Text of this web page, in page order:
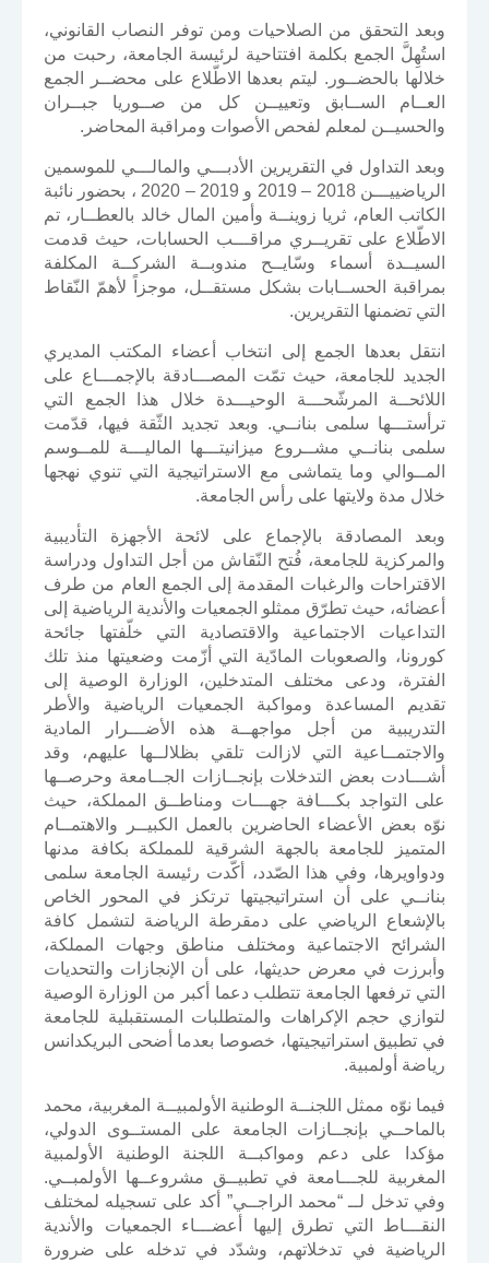
وبعد التحقق من الصلاحيات ومن توفر النصاب القانوني،
استُهِلَّ الجمع بكلمة افتتاحية لرئيسة الجامعة، رحبت من
خلالها بالحضــور. ليتم بعدها الاطّلاع على محضــر الجمع
العــام الســابق وتعييــن كل من صــوريا جبــران
والحسيــن لمعلم لفحص الأصوات ومراقبة المحاضر.
وبعد التداول في التقريرين الأدبـــي والمالـــي للموسمين
الرياضييـــن 2018 – 2019 و 2019 – 2020 ، بحضور نائبة
الكاتب العام، ثريا زوينــة وأمين المال خالد بالعطــار، تم
الاطّلاع على تقريــري مراقـــب الحسابات، حيث قدمت
السيــدة أسماء وسّايــح مندوبــة الشركــة المكلفة
بمراقبة الحســابات بشكل مستقــل، موجزاً لأهمّ النّقاط
التي تضمنها التقريرين.
انتقل بعدها الجمع إلى انتخاب أعضاء المكتب المديري
الجديد للجامعة، حيث تمّت المصـــادقة بالإجمـــاع على
اللائحــة المرشّحـــة الوحيـــدة خلال هذا الجمع التي
ترأستـــها سلمى بنانــي. وبعد تجديد الثّقة فيها، قدّمت
سلمى بنانــي مشــروع ميزانيتـــها الماليـــة للمــوسم
المــوالي وما يتماشى مع الاستراتيجية التي تنوي نهجها
خلال مدة ولايتها على رأس الجامعة.
وبعد المصادقة بالإجماع على لائحة الأجهزة التأديبية
والمركزية للجامعة، فُتح النّقاش من أجل التداول ودراسة
الاقتراحات والرغبات المقدمة إلى الجمع العام من طرف
أعضائه، حيث تطرّق ممثلو الجمعيات والأندية الرياضية إلى
التداعيات الاجتماعية والاقتصادية التي خلّفتها جائحة
كورونا، والصعوبات المادّية التي أزّمت وضعيتها منذ تلك
الفترة، ودعى مختلف المتدخلين، الوزارة الوصية إلى
تقديم المساعدة ومواكبة الجمعيات الرياضية والأطر
التدريبية من أجل مواجهــة هذه الأضـــرار المادية
والاجتمــاعية التي لازالت تلقي بظلالــها عليهم، وقد
أشـــادت بعض التدخلات بإنجــازات الجــامعة وحرصــها
على التواجد بكـــافة جهـــات ومناطــق المملكة، حيث
نوّه بعض الأعضاء الحاضرين بالعمل الكبيــر والاهتمــام
المتميز للجامعة بالجهة الشرقية للمملكة بكافة مدنها
ودواويرها، وفي هذا الصّدد، أكّدت رئيسة الجامعة سلمى
بنانــي على أن استراتيجيتها ترتكز في المحور الخاص
بالإشعاع الرياضي على دمقرطة الرياضة لتشمل كافة
الشرائح الاجتماعية ومختلف مناطق وجهات المملكة،
وأبرزت في معرض حديثها، على أن الإنجازات والتحديات
التي ترفعها الجامعة تتطلب دعما أكبر من الوزارة الوصية
لتوازي حجم الإكراهات والمتطلبات المستقبلية للجامعة
في تطبيق استراتيجيتها، خصوصا بعدما أضحى البريكدانس
رياضة أولمبية.
فيما نوّه ممثل اللجنــة الوطنية الأولمبيــة المغربية، محمد
بالماحــي بإنجــازات الجامعة على المستــوى الدولي،
مؤكدا على دعم ومواكبــة اللجنة الوطنية الأولمبية
المغربية للجـــامعة في تطبيــق مشروعــها الأولمبــي.
وفي تدخل لــ “محمد الراجــي” أكد على تسجيله لمختلف
النقـــاط التي تطرق إليها أعضـــاء الجمعيات والأندية
الرياضية في تدخلاتهم، وشدّد في تدخله على ضرورة